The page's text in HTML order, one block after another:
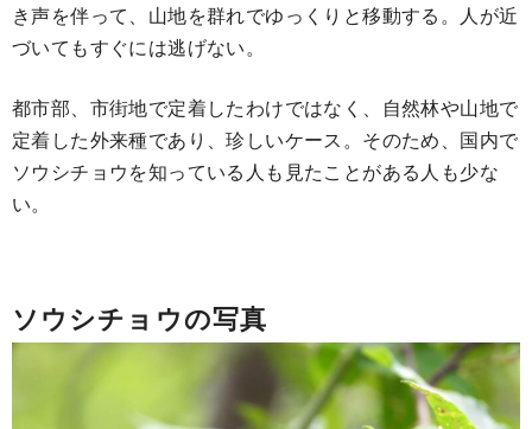
き声を伴って、山地を群れでゆっくりと移動する。人が近
づいてもすぐには逃げない。
都市部、市街地で定着したわけではなく、自然林や山地で
定着した外来種であり、珍しいケース。そのため、国内で
ソウシチョウを知っている人も見たことがある人も少な
い。
ソウシチョウの写真